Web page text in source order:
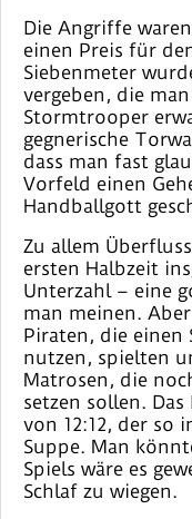
Die Angriffe
einen Preis für
Siebenmeter
vergeben, die
Stormtrooper
gegnerische
dass man fast
Vorfeld einen
Handballgott
Zu allem
ersten Halbzeit
Unterzahl – eine
man meinen.
Piraten, die einen
nutzen, spielten
Matrosen, die
setzen sollen.
von 12:12, der so
Suppe. Man
Spiels wäre es
Schlaf zu wiegen.